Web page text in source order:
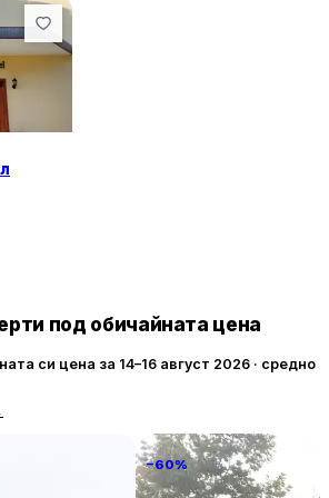
под обичайната цена
си цена за 14–16 август 2026 · средно
−60%